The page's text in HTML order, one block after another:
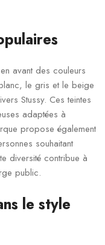
avant des couleurs
le gris et le beige
Stussy. Ces teintes
adaptées à
propose également
souhaitant
diversité contribue à
public.
le style